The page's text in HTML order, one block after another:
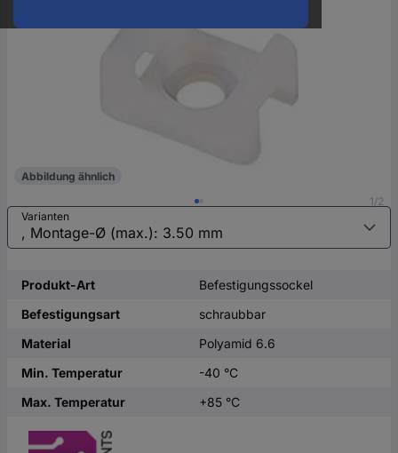
1/2
Abbildung ähnlich
Varianten
Produkt-Art
Befestigungssockel
Befestigungsart
schraubbar
Material
Polyamid 6.6
Min. Temperatur
-40 °C
Max. Temperatur
+85 °C